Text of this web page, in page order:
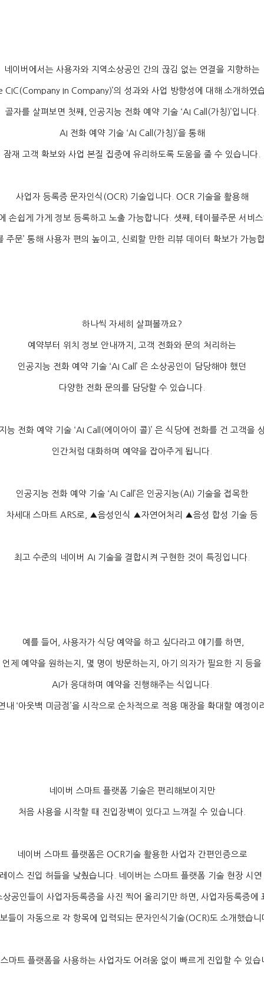
네이버에서는 사용자와 지역소상공인 간의 끊김 없는 연결을 지향하는
CIC(Company In Company)’의 성과와 사업 방향성에 대해 소개하였
골자를 살펴보면 첫째 인공지능 전화 예약 기술 ‘AI Call(가칭 )’입니다
AI 전화 예약 기술 ‘AI Call(가칭 )’을 통해
잠재 고객 확보와 사업 본질 집중에 유리하도록 도움을 줄 수 있습니다
사업자 등록증 문자인식 (OCR) 기술입니다 . OCR 기술을 활용해
손쉽게 가게 정보 등록하고 노출 가능합니다 셋째 테이블주문 서비
주문’ 통해 사용자 편의 높이고 신뢰할 만한 리뷰 데이터 확보가 가능
하나씩 자세히 살펴볼까요?
예약부터 위치 정보 안내까지 고객 전화와 문의 처리하는
인공지능 전화 예약 기술 ‘AI Call’ 은 소상공인이 담당해야 했던
다양한 전화 문의를 담당할 수 있습니다
능 전화 예약 기술 ‘AI Call(에이아이 콜)’ 은 식당에 전화를 건 고객을
인간처럼 대화하며 예약을 잡아주게 됩니다
인공지능 전화 예약 기술 ‘AI Call’은 인공지능 (AI) 기술을 접목한
차세대 스마트 ARS로 , ▲음성인식 ▲자연어처리 ▲음성 합성 기술 등
최고 수준의 네이버 AI 기술을 결합시켜 구현한 것이 특징입니다
예를 들어 사용자가 식당 예약을 하고 싶다라고 얘기를 하면
언제 예약을 원하는지 몇 명이 방문하는지 아기 의자가 필요한 지 등을
AI가 응대하며 예약을 진행해주는 식입니다
내 ‘아웃백 미금점 ’을 시작으로 순차적으로 적용 매장을 확대할 예정이
네이버 스마트 플랫폼 기술은 편리해보이지만
처음 사용을 시작할 때 진입장벽이 있다고 느껴질 수 있습니다
네이버 스마트 플랫폼은 OCR기술 활용한 사업자 간편인증으로
이스 진입 허들을 낮췄습니다 네이버는 스마트 플랫폼 기술 현장 시연
상공인들이 사업자등록증을 사진 찍어 올리기만 하면 사업자등록증에
들이 자동으로 각 항목에 입력되는 문자인식기술 (OCR)도 소개했습니
마트 플랫폼을 사용하는 사업자도 어려움 없이 빠르게 진입할 수 있습